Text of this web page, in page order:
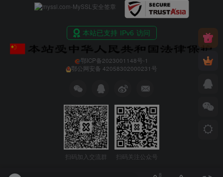
鄂ICP备2023001148号-1
鄂公网安备 42058302000231号
扫码加入交流群 扫码关注公众号
8